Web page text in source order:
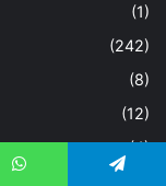
(1)
(242)
(8)
(12)
(4)